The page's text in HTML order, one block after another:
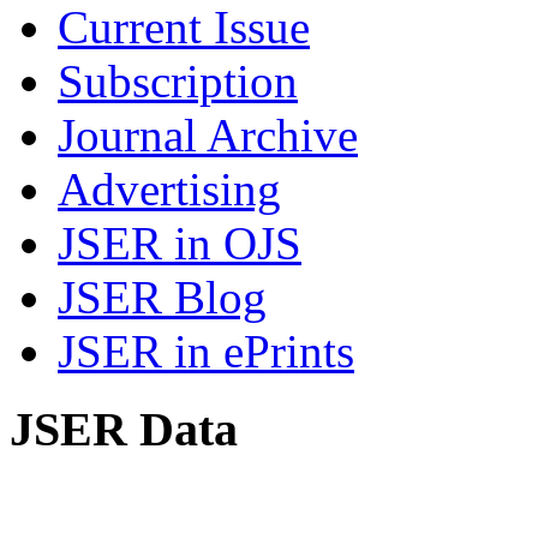
Current Issue
Subscription
Journal Archive
Advertising
JSER in OJS
JSER Blog
JSER in ePrints
JSER Data